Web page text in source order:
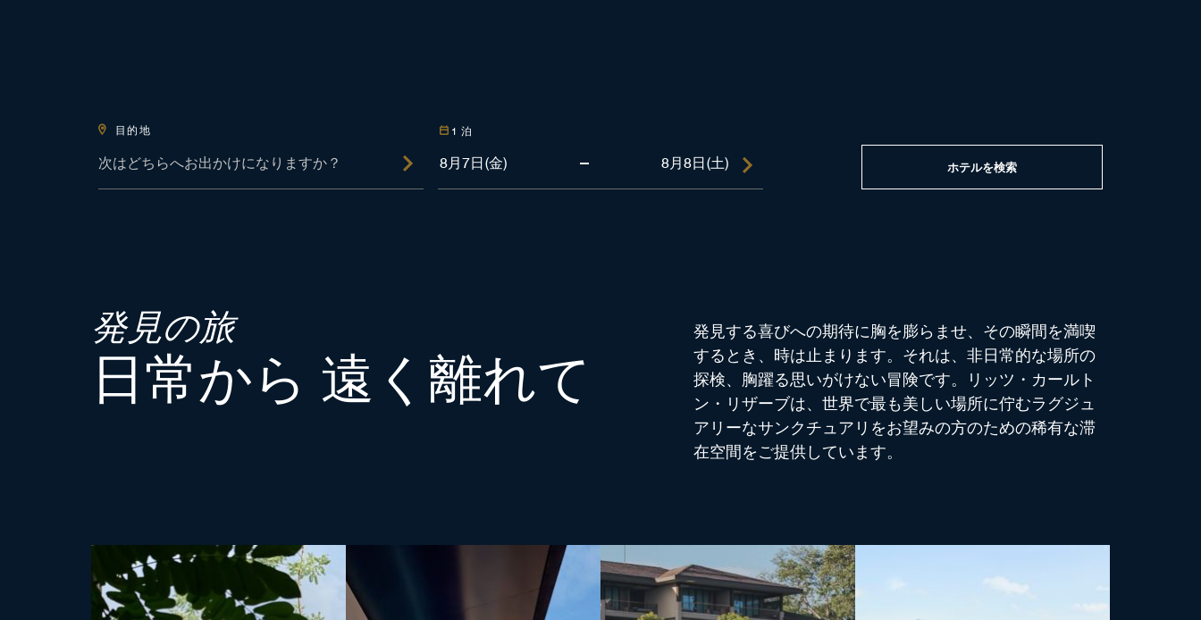
目的地 1 泊
ホテルを検索
発見の旅
日常から 遠く離れて
発見する喜びへの期待に胸を膨らませ、その瞬間を満喫
するとき、時は止まります。それは、非日常的な場所の
探検、胸躍る思いがけない冒険です。リッツ・カールト
ン・リザーブは、世界で最も美しい場所に佇むラグジュ
アリーなサンクチュアリをお望みの方のための稀有な滞
在空間をご提供しています。